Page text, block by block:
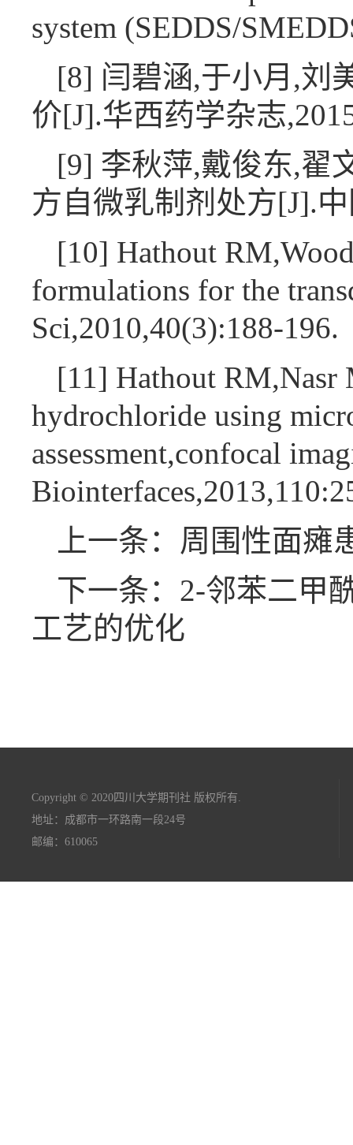
system (SEDDS/
[8] 闫碧涵,于小月,刘
价[J].华西药学杂志
[9] 李秋萍,戴俊东,翟
方自微乳制剂处方[J].
[10] Hathout
formulations for the
Sci,2010,40(3):188-196.
[11] Hathout RM,Nasr
hydrochloride using
assessment,confocal
上一条：周围性面
下一条：2-邻苯二甲
工艺的优化
Copyright © 2020四川大学期刊社 版权所有.
地址：成都市一环路南一段24号
邮编：610065